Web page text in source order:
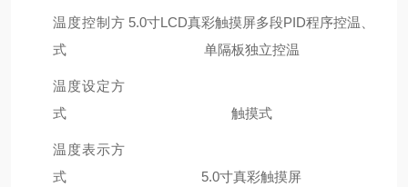
温度控制方
式
5.0寸LCD真彩触摸屏多段PID程序控温、
单隔板独立控温
温度设定方
式
触摸式
温度表示方
式
5.0寸真彩触摸屏